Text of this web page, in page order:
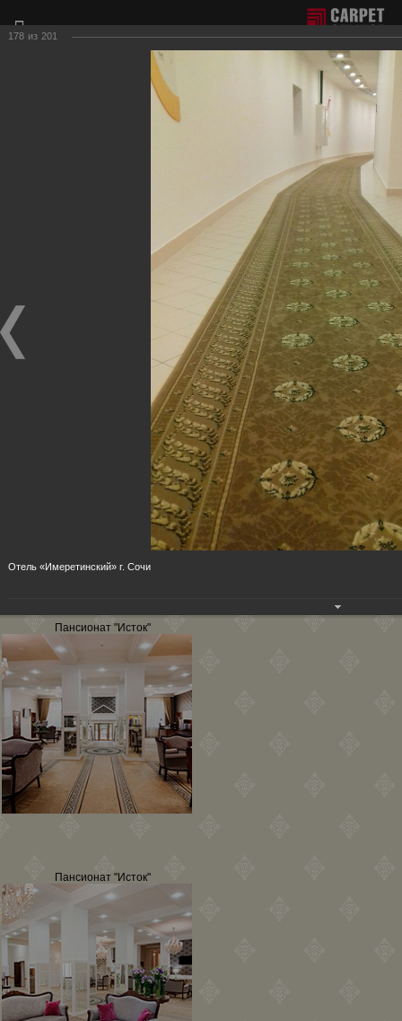
Отдел продаж г. Москва:
+7(8622) 62-16-77
Фотогалерея наших работ по настилу ковролина.
Для получения более подробной информации о нашей
продукции и услугах, пожалуйста, обращайтесь к нашим
менеджерам, которые с радостью ответят на любые
Ваши вопросы и приедут к Вам для демонстрации
Гостиничные вестибюли, коридоры
Фотографии настила
в гостиничных вестибюлях, коридорах, на лестницах.
Гостиница-ресторан "Версаль"
Пансионат "Исток"
Пансионат "Исток"
178 из 201
Отель «Имеретинский» г. Сочи